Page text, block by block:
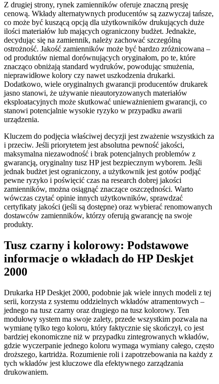
Z drugiej strony, rynek zamienników oferuje znaczną presję
cenową. Wkłady alternatywnych producentów są zazwyczaj tańsze,
co może być kuszącą opcją dla użytkowników drukujących duże
ilości materiałów lub mających ograniczony budżet. Jednakże,
decydując się na zamiennik, należy zachować szczególną
ostrożność. Jakość zamienników może być bardzo zróżnicowana –
od produktów niemal dorównujących oryginałom, po te, które
znacząco obniżają standard wydruków, powodując smużenia,
nieprawidłowe kolory czy nawet uszkodzenia drukarki.
Dodatkowo, wiele oryginalnych gwarancji producentów drukarek
jasno stanowi, że używanie nieautoryzowanych materiałów
eksploatacyjnych może skutkować unieważnieniem gwarancji, co
stanowi potencjalnie wysokie ryzyko w przypadku awarii
urządzenia.
Kluczem do podjęcia właściwej decyzji jest zważenie wszystkich za
i przeciw. Jeśli priorytetem jest absolutna pewność jakości,
maksymalna niezawodność i brak potencjalnych problemów z
gwarancją, oryginalny tusz HP jest bezpiecznym wyborem. Jeśli
jednak budżet jest ograniczony, a użytkownik jest gotów podjąć
pewne ryzyko i poświęcić czas na research dobrej jakości
zamienników, można osiągnąć znaczące oszczędności. Warto
wówczas czytać opinie innych użytkowników, sprawdzać
certyfikaty jakości (jeśli są dostępne) oraz wybierać renomowanych
dostawców zamienników, którzy oferują gwarancję na swoje
produkty.
Tusz czarny i kolorowy: Podstawowe
informacje o wkładach do HP Deskjet
2000
Drukarka HP Deskjet 2000, podobnie jak wiele innych modeli z tej
serii, korzysta z systemu oddzielnych wkładów atramentowych –
jednego na tusz czarny oraz drugiego na tusz kolorowy. Ten
modułowy system ma swoje zalety, przede wszystkim pozwala na
wymianę tylko tego koloru, który faktycznie się skończył, co jest
bardziej ekonomiczne niż w przypadku zintegrowanych wkładów,
gdzie wyczerpanie jednego koloru wymaga wymiany całego, często
droższego, kartridża. Rozumienie roli i zapotrzebowania na każdy z
tych wkładów jest kluczowe dla efektywnego zarządzania
drukowaniem.